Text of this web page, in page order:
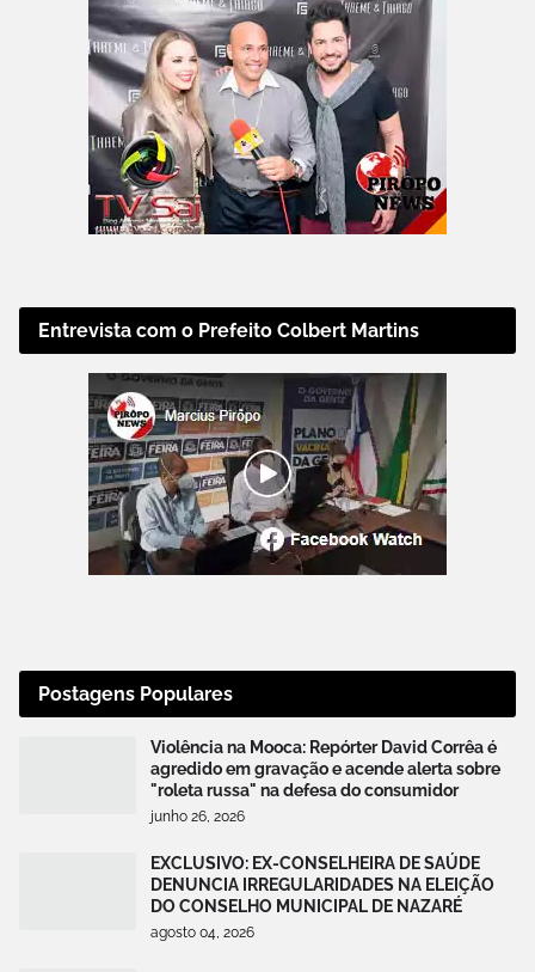
Entrevista com o Prefeito Colbert Martins
Postagens Populares
Violência na Mooca: Repórter David Corrêa é
agredido em gravação e acende alerta sobre
"roleta russa" na defesa do consumidor
junho 26, 2026
EXCLUSIVO: EX-CONSELHEIRA DE SAÚDE
DENUNCIA IRREGULARIDADES NA ELEIÇÃO
DO CONSELHO MUNICIPAL DE NAZARÉ
agosto 04, 2026